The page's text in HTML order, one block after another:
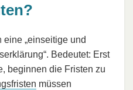
„einseitige und
Bedeutet: Erst
beginnen die Fristen zu
müssen